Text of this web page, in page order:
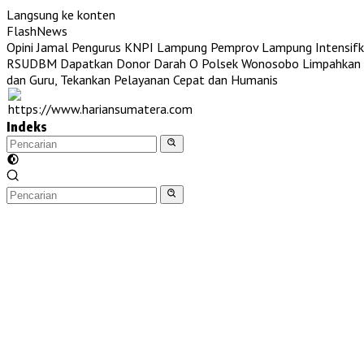
Langsung ke konten
FlashNews
Opini Jamal Pengurus KNPI Lampung Pemprov Lampung
RSUDBM Dapatkan Donor Darah O Polsek Wonosobo
dan Guru, Tekankan Pelayanan Cepat dan Humanis
Indeks